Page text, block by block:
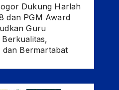
Dukung Harlah
dan PGM Award
Guru
dan Bermartabat